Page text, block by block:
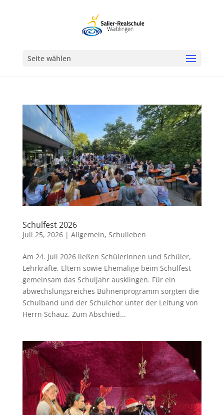
Seite wählen
Schulfest 2026
Juli 25, 2026| Allgemein, Schulleben
Am 24. Juli 2026 ließen Schülerinnen und Schüler,
Lehrkräfte, Eltern sowie Ehemalige beim Schulfest
gemeinsam das Schuljahr ausklingen. Für ein
abwechslungsreiches Bühnenprogramm sorgten die
Schulband und der Schulchor unter der Leitung von
Herrn Schauz. Zum Abschied...